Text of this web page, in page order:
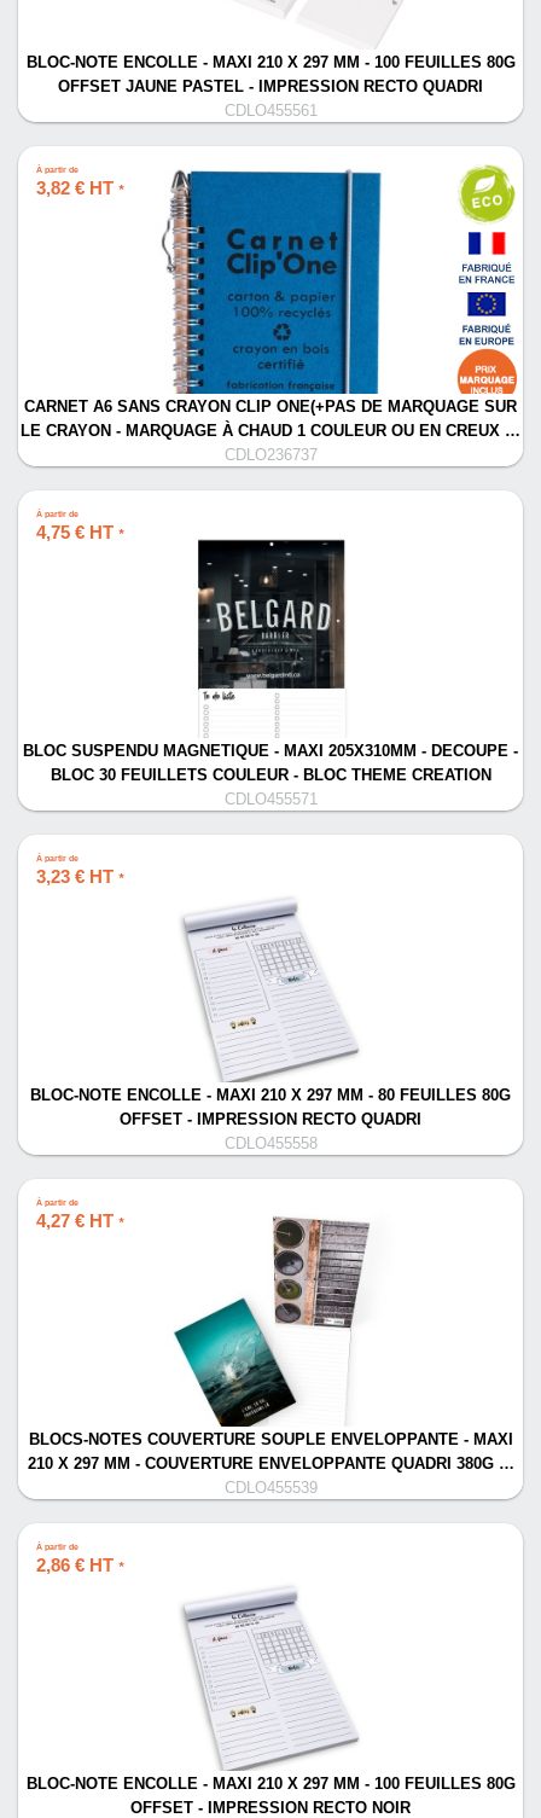
BLOC-NOTE ENCOLLE - MAXI 210 X 297 MM - 100 FEUILLES 80G
OFFSET JAUNE PASTEL - IMPRESSION RECTO QUADRI
CDLO455561
À partir de
3,82 € HT *
CARNET A6 SANS CRAYON CLIP ONE(+PAS DE MARQUAGE SUR
LE CRAYON - MARQUAGE À CHAUD 1 COULEUR OU EN CREUX …
CDLO236737
À partir de
4,75 € HT *
BLOC SUSPENDU MAGNETIQUE - MAXI 205X310MM - DECOUPE -
BLOC 30 FEUILLETS COULEUR - BLOC THEME CREATION
CDLO455571
À partir de
3,23 € HT *
BLOC-NOTE ENCOLLE - MAXI 210 X 297 MM - 80 FEUILLES 80G
OFFSET - IMPRESSION RECTO QUADRI
CDLO455558
À partir de
4,27 € HT *
BLOCS-NOTES COUVERTURE SOUPLE ENVELOPPANTE - MAXI
210 X 297 MM - COUVERTURE ENVELOPPANTE QUADRI 380G …
CDLO455539
À partir de
2,86 € HT *
BLOC-NOTE ENCOLLE - MAXI 210 X 297 MM - 100 FEUILLES 80G
OFFSET - IMPRESSION RECTO NOIR